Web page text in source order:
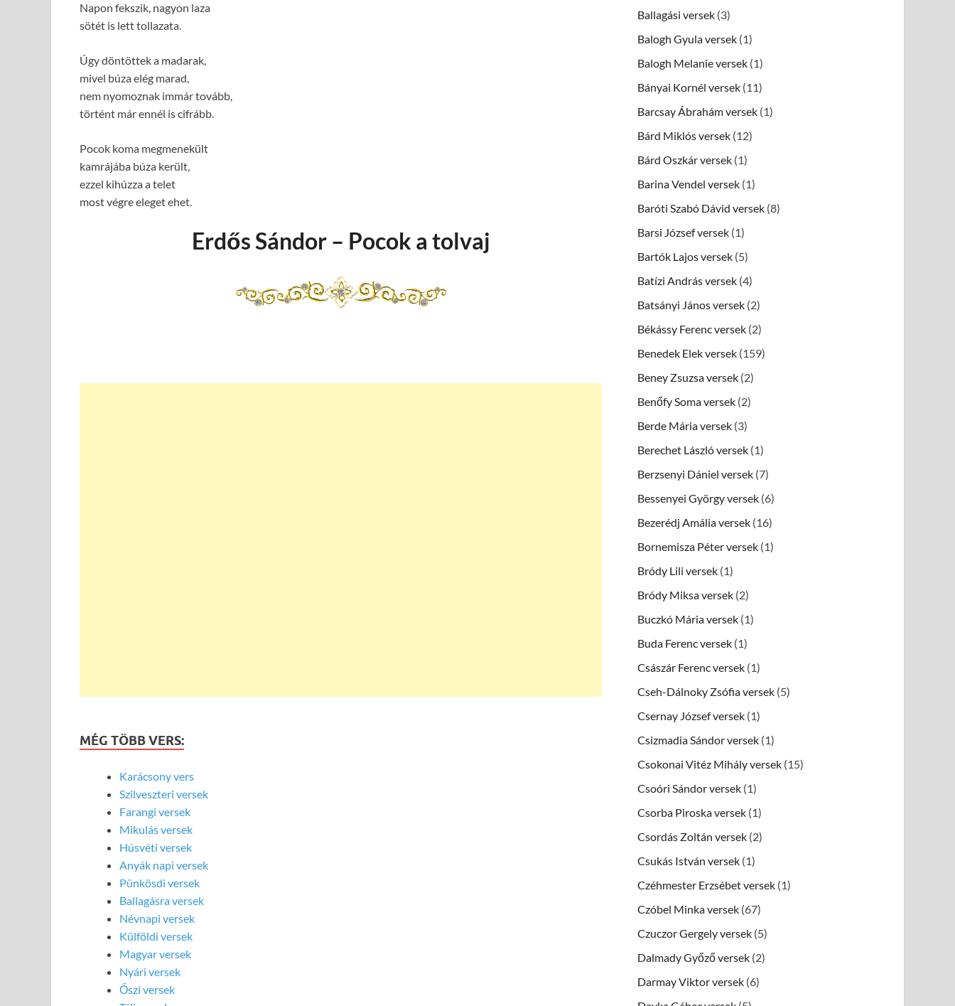
Napon fekszik, nagyon laza
sötét is lett tollazata.
Úgy döntöttek a madarak,
mivel búza elég marad,
nem nyomoznak immár tovább,
történt már ennél is cifrább.
Pocok koma megmenekült
kamrájába búza került,
ezzel kihúzza a telet
most végre eleget ehet.
Erdős Sándor – Pocok a tolvaj
MÉG TÖBB VERS:
Karácsony vers
Szilveszteri versek
Farangi versek
Mikulás versek
Húsvéti versek
Anyák napi versek
Pünkösdi versek
Ballagásra versek
Névnapi versek
Külföldi versek
Magyar versek
Nyári versek
Őszi versek
Ballagási versek (3)
Balogh Gyula versek (1)
Balogh Melanie versek (1)
Bányai Kornél versek (11)
Barcsay Ábrahám versek (1)
Bárd Miklós versek (12)
Bárd Oszkár versek (1)
Barina Vendel versek (1)
Baróti Szabó Dávid versek (8)
Barsi József versek (1)
Bartók Lajos versek (5)
Batízi András versek (4)
Batsányi János versek (2)
Békássy Ferenc versek (2)
Benedek Elek versek (159)
Beney Zsuzsa versek (2)
Benőfy Soma versek (2)
Berde Mária versek (3)
Berechet László versek (1)
Berzsenyi Dániel versek (7)
Bessenyei György versek (6)
Bezerédj Amália versek (16)
Bornemisza Péter versek (1)
Bródy Lili versek (1)
Bródy Miksa versek (2)
Buczkó Mária versek (1)
Buda Ferenc versek (1)
Császár Ferenc versek (1)
Cseh-Dálnoky Zsófia versek (5)
Csernay József versek (1)
Csizmadia Sándor versek (1)
Csokonai Vitéz Mihály versek (15)
Csoóri Sándor versek (1)
Csorba Piroska versek (1)
Csordás Zoltán versek (2)
Csukás István versek (1)
Czéhmester Erzsébet versek (1)
Czóbel Minka versek (67)
Czuczor Gergely versek (5)
Dalmady Győző versek (2)
Darmay Viktor versek (6)